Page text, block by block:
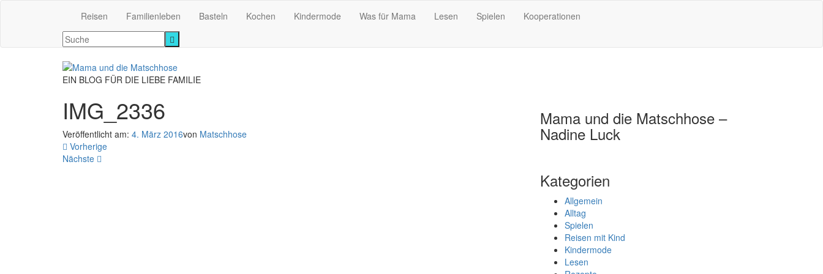
Reisen Familienleben Basteln Kochen Kindermode Was für Mama Lesen Spielen Kooperationen
EIN BLOG FÜR DIE LIEBE FAMILIE
IMG_2336
Veröffentlicht am: 4. März 2016von Matschhose
Vorherige
Nächste
Mama und die Matschhose –
Nadine Luck
Kategorien
Allgemein
Alltag
Spielen
Reisen mit Kind
Kindermode
Lesen